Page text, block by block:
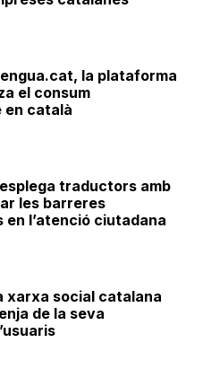
la plataforma
el consum
en català
traductors amb
les barreres
en l’atenció ciutadana
xarxa social catalana
de la seva